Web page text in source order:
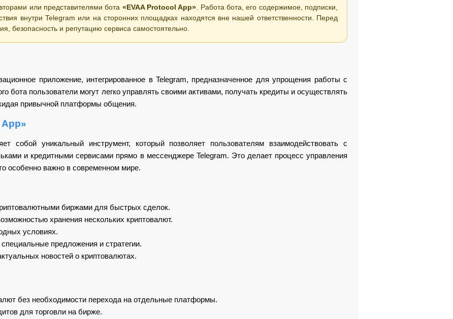
или представителями бота «EVAA Protocol App» . Работа бота, его содержимое, подписки,
внутри Telegram или на сторонних площадках находятся вне нашей ответственности. Перед
безопасность и репутацию сервиса самостоятельно.
приложение, интегрированное в Telegram, предназначенное для упрощения работы с
бота пользователи могут легко управлять своими активами, получать кредиты и осуществлять
привычной платформы общения.
App»
собой уникальный инструмент, который позволяет пользователям взаимодействовать с
и кредитными сервисами прямо в мессенджере Telegram. Это делает процесс управления
особенно важно в современном мире.
биржами для быстрых сделок.
хранения нескольких криптовалют.
условиях.
предложения и стратегии.
новостей о криптовалютах.
без необходимости перехода на отдельные платформы.
для торговли на бирже.